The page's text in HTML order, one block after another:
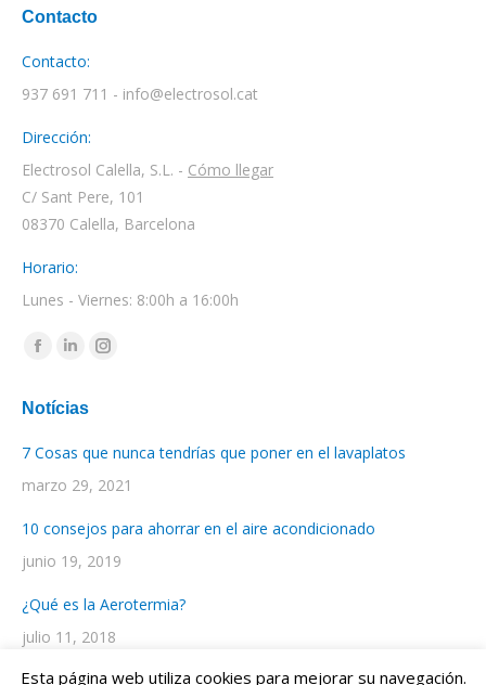
Contacto
Contacto:
937 691 711 - info@electrosol.cat
Dirección:
Electrosol Calella, S.L. - Cómo llegar
C/ Sant Pere, 101
08370 Calella, Barcelona
Horario:
Lunes - Viernes: 8:00h a 16:00h
Encuéntranos en:
Facebook
opens
window
Linkedin
opens
new
window
Instagram
window
Notícias
7 Cosas que nunca tendrías que poner en el lavaplatos
marzo 29, 2021
10 consejos para ahorrar en el aire acondicionado
junio 19, 2019
¿Qué es la Aerotermia?
julio 11, 2018
Esta página web utiliza cookies para mejorar su navegación.